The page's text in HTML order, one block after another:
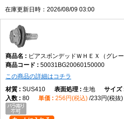
在庫更新日時：2026/08/09 03:00
ピアスボンデッドＷＨＥＸ（グレー
50031BG20060150000
この商品の詳細はコチラ
SUS410
生地
80
256円(税込) 233円(税抜)